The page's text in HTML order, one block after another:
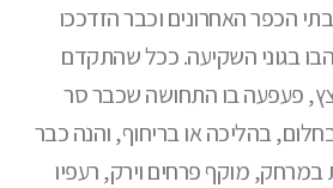
הכפר האחרונים וכבר הזדככו
בגוני השקיעה. ככל שהתקדם
פעפעה בו התחושה שכבר סר
בהליכה או בריחוף, והנה כבר
במרחק, מוקף פרחים וירק, רעפיו